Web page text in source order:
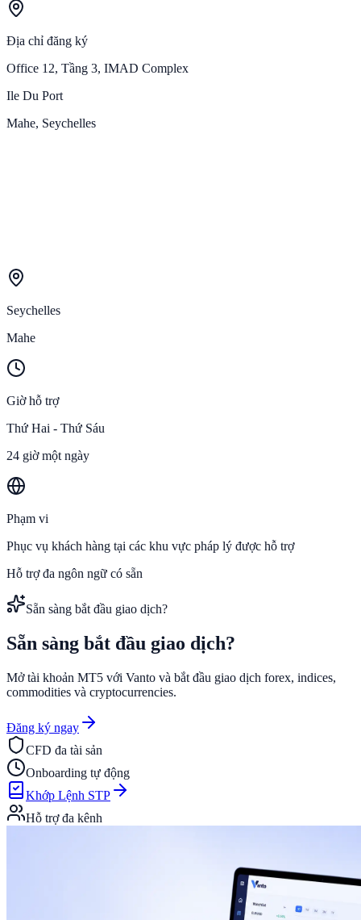
Địa chỉ đăng ký
Office 12, Tầng 3, IMAD Complex
Ile Du Port
Mahe, Seychelles
Seychelles
Mahe
Giờ hỗ trợ
Thứ Hai - Thứ Sáu
24 giờ một ngày
Phạm vi
Phục vụ khách hàng tại các khu vực pháp lý được hỗ trợ
Hỗ trợ đa ngôn ngữ có sẵn
Sẵn sàng bắt đầu giao dịch?
Sẵn sàng bắt đầu giao dịch?
Mở tài khoản MT5 với Vanto và bắt đầu giao dịch forex, indices,
commodities và cryptocurrencies.
Đăng ký ngay
CFD đa tài sản
Onboarding tự động
Khớp Lệnh STP
Hỗ trợ đa kênh